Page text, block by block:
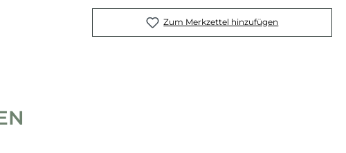
Zum Merkzettel hinzufügen